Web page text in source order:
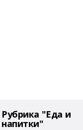
Рубрика "Еда и
напитки"